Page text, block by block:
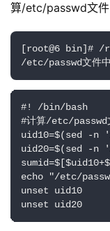
算/etc/passwd文件
[root@6 bin]#
/etc/passwd文件中
#! /bin/bash
#计算/etc/passwd
uid10=$(sed -n
uid20=$(sed -n
echo "/etc/
unset uid10
unset uid20